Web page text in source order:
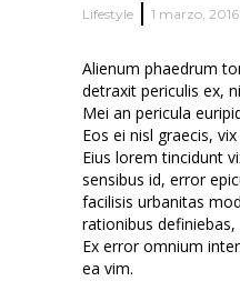
Lifestyle 1 marzo, 2016
Alienum phaedrum
detraxit periculis ex,
Mei an pericula
Eos ei nisl graecis,
Eius lorem tincidunt
sensibus id, error
facilisis urbanitas
rationibus
Ex error omnium
ea vim.